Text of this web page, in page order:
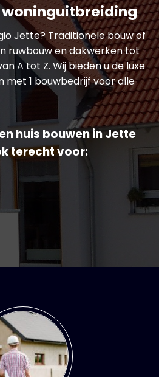
Jette? Traditionele bouw of
ruwbouw en dakwerken tot
A tot Z. Wij bieden u de luxe
met 1 bouwbedrijf voor alle
huis bouwen in Jette
terecht voor: